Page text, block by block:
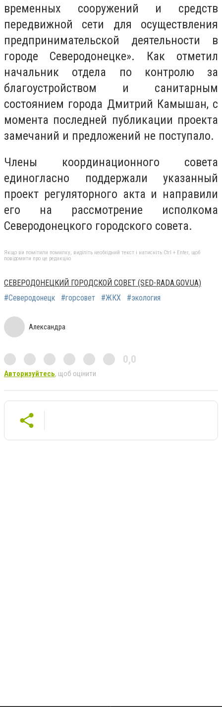
временных сооружений и средств
передвижной сети для осуществления
предпринимательской деятельности в
городе Северодонецке». Как отметил
начальник отдела по контролю за
благоустройством и санитарным
состоянием города Дмитрий Камышан, с
момента последней публикации проекта
замечаний и предложений не поступало.
Члены координационного совета
единогласно поддержали указанный
проект регуляторного акта и направили
его на рассмотрение исполкома
Северодонецкого городского совета.
Якщо ви помітили помилку, виділіть необхідний текст і натисніть Ctrl + Enter, щоб
повідомити про це редакцію
СЕВЕРОДОНЕЦКИЙ ГОРОДСКОЙ СОВЕТ (SED-RADA.GOV.UA)
#Северодонецк
#горсовет #ЖКХ #экология
Александра
0,0
Авторизуйтесь, щоб оцінити